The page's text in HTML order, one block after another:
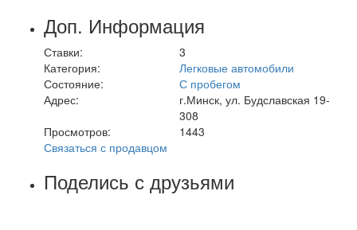
Доп. Информация
Ставки:
3
Категория:
Легковые автомобили
Состояние:
С пробегом
Адрес:
г.Минск, ул. Будславская 19-
308
Просмотров:
1443
Связаться с продавцом
Поделись с друзьями